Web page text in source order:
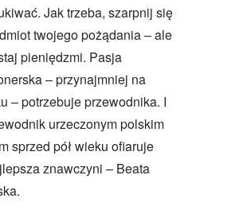
Jak trzeba, szarpnij się
twojego pożądania – ale
pieniędzmi. Pasja
– przynajmniej na
– potrzebuje przewodnika. I
urzeczonym polskim
sprzed pół wieku ofiaruje
znawczyni – Beata